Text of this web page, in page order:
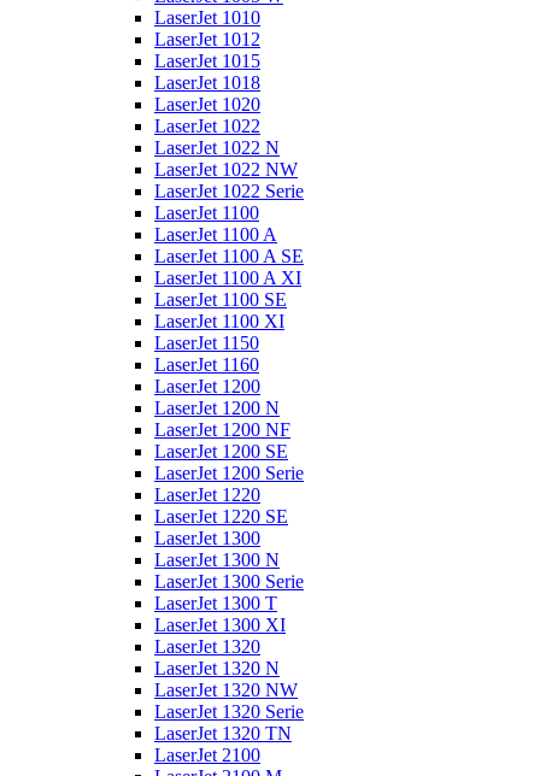
LaserJet 1010
LaserJet 1012
LaserJet 1015
LaserJet 1018
LaserJet 1020
LaserJet 1022
LaserJet 1022 N
LaserJet 1022 NW
LaserJet 1022 Serie
LaserJet 1100
LaserJet 1100 A
LaserJet 1100 A SE
LaserJet 1100 A XI
LaserJet 1100 SE
LaserJet 1100 XI
LaserJet 1150
LaserJet 1160
LaserJet 1200
LaserJet 1200 N
LaserJet 1200 NF
LaserJet 1200 SE
LaserJet 1200 Serie
LaserJet 1220
LaserJet 1220 SE
LaserJet 1300
LaserJet 1300 N
LaserJet 1300 Serie
LaserJet 1300 T
LaserJet 1300 XI
LaserJet 1320
LaserJet 1320 N
LaserJet 1320 NW
LaserJet 1320 Serie
LaserJet 1320 TN
LaserJet 2100